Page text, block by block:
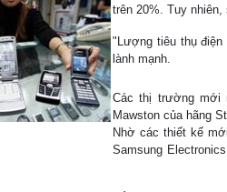
trên 20%. Tuy nhiên,
"Lượng tiêu thụ
lành mạnh.
Các thị trường mới
Mawston của hãng
Nhờ các thiết kế
Samsung